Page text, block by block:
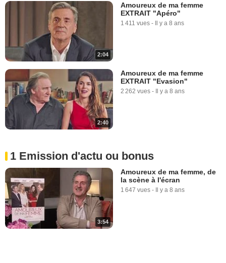
2:04
Amoureux de ma femme
EXTRAIT "Apéro"
1 411 vues - Il y a 8 ans
2:40
Amoureux de ma femme
EXTRAIT "Evasion"
2 262 vues - Il y a 8 ans
1 Emission d'actu ou bonus
3:54
Amoureux de ma femme, de
la scène à l'écran
1 647 vues - Il y a 8 ans